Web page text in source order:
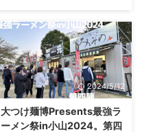
2024/5/12
大つけ麺博Presents最強ラ
ーメン祭in小山2024。第四